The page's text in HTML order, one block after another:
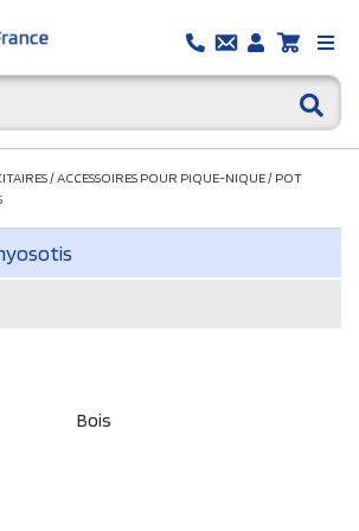
/ACCESSOIRES POUR PIQUE-NIQUE/ POT
Bois